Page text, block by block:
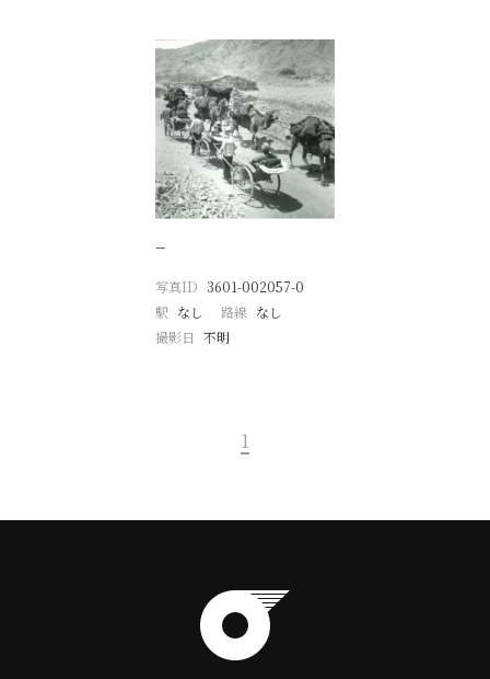
−
写真ID 3601-002057-0
駅 なし 路線 なし
撮影日
不明
1